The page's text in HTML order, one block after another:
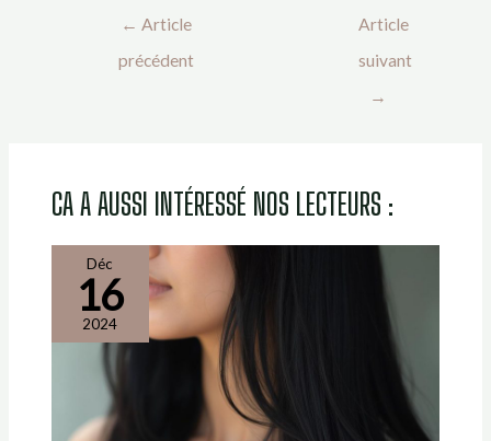
← Article
précédent
Article
suivant
→
CA A AUSSI INTÉRESSÉ NOS LECTEURS :
Déc
16
2024